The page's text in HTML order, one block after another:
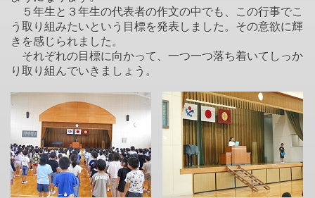
５年生と３年生の代表者の作文の中でも、この行事でこ
う取り組みたいという目標を発表しました。その意欲に輝
きを感じられました。
それぞれの目標に向かって、一つ一つ落ち着いてしっか
り取り組んでいきましょう。